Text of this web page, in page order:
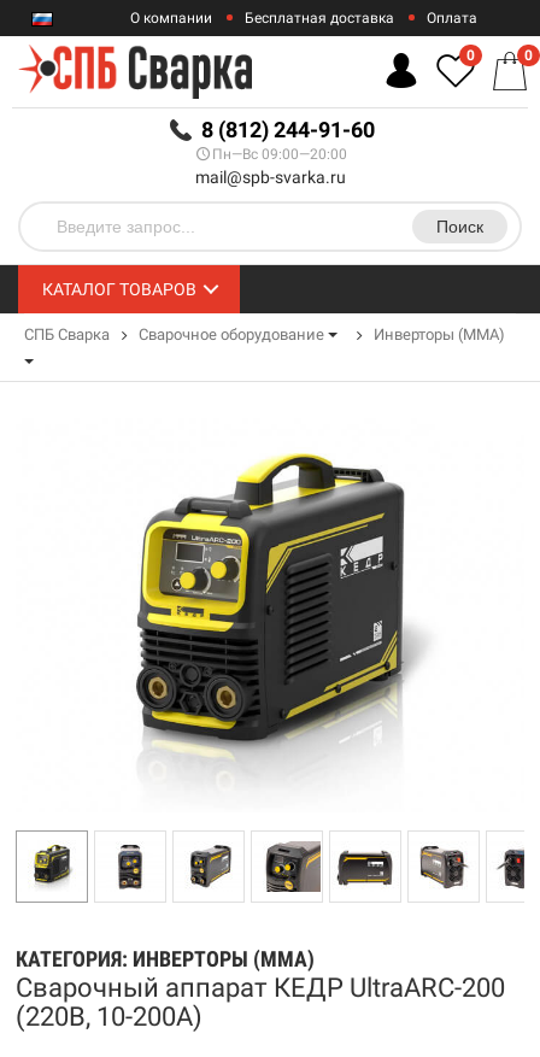
RUB
О компании Бесплатная доставка Оплата
Гарантии
8 (812) 244-91-60
Пн—Вс 09:00—20:00
mail@spb-svarka.ru
Поиск
0 0
КАТАЛОГ ТОВАРОВ
СПБ Сварка Сварочное оборудование Инверторы (MMA)
КАТЕГОРИЯ: ИНВЕРТОРЫ (MMA)
Сварочный аппарат КЕДР UltraARC-200
(220В, 10-200А)